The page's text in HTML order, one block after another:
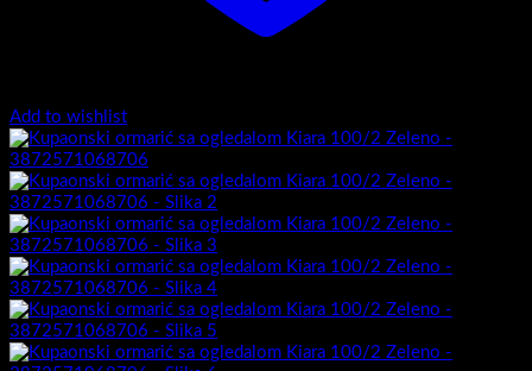
Add to wishlist